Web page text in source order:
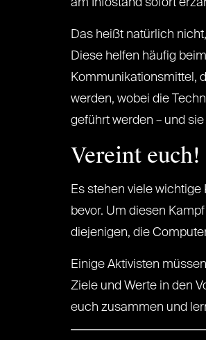
am Infostand sofort
Das heißt natürlich
Diese helfen häufig
Kommunikationsmittel,
werden, wobei die
geführt werden – und
Vereint euch!
Es stehen viele
bevor. Um diesen
diejenigen, die
Einige Aktivisten
Ziele und Werte in den
euch zusammen und